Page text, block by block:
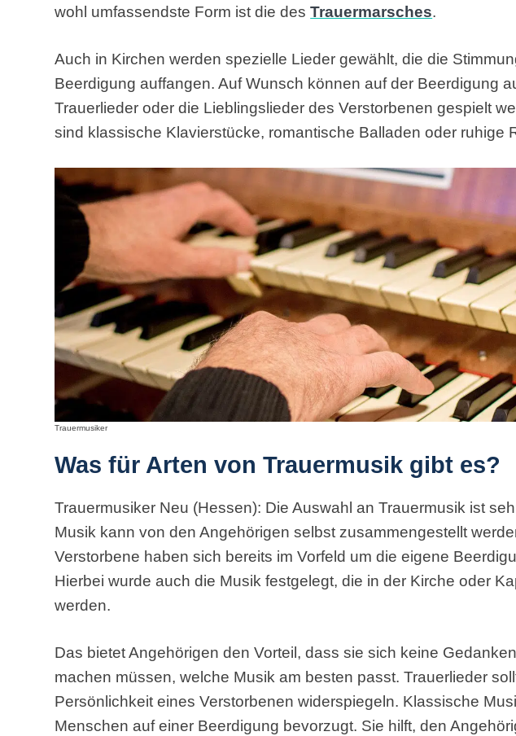
wohl umfassendste Form ist die desTrauermarsches.
Auch in Kirchen werden spezielle Lieder gewählt, die die
Beerdigung auffangen. Auf Wunsch können auf der Beerdigung
Trauerlieder oder die Lieblingslieder des Verstorbenen gespielt
sind klassische Klavierstücke, romantische Balladen oder ruhige
Trauermusiker
Was für Arten von Trauermusik gibt es?
Trauermusiker Neu (Hessen): Die Auswahl an Trauermusik ist
Musik kann von den Angehörigen selbst zusammengestellt
Verstorbene haben sich bereits im Vorfeld um die eigene
Hierbei wurde auch die Musik festgelegt, die in der Kirche oder
werden.
Das bietet Angehörigen den Vorteil, dass sie sich keine
machen müssen, welche Musik am besten passt. Trauerlieder
Persönlichkeit eines Verstorbenen widerspiegeln. Klassische
Menschen auf einer Beerdigung bevorzugt. Sie hilft, den